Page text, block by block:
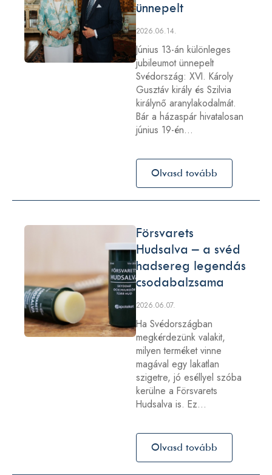
ünnepelt
2026.06.14.
Június 13-án különleges
jubileumot ünnepelt
Svédország: XVI. Károly
Gusztáv király és Szilvia
királynő aranylakodalmát.
Bár a házaspár hivatalosan
június 19-én…
Olvasd tovább
Försvarets
Hudsalva – a svéd
hadsereg legendás
csodabalzsama
2026.06.07.
Ha Svédországban
megkérdezünk valakit,
milyen terméket vinne
magával egy lakatlan
szigetre, jó eséllyel szóba
kerülne a Försvarets
Hudsalva is. Ez…
Olvasd tovább